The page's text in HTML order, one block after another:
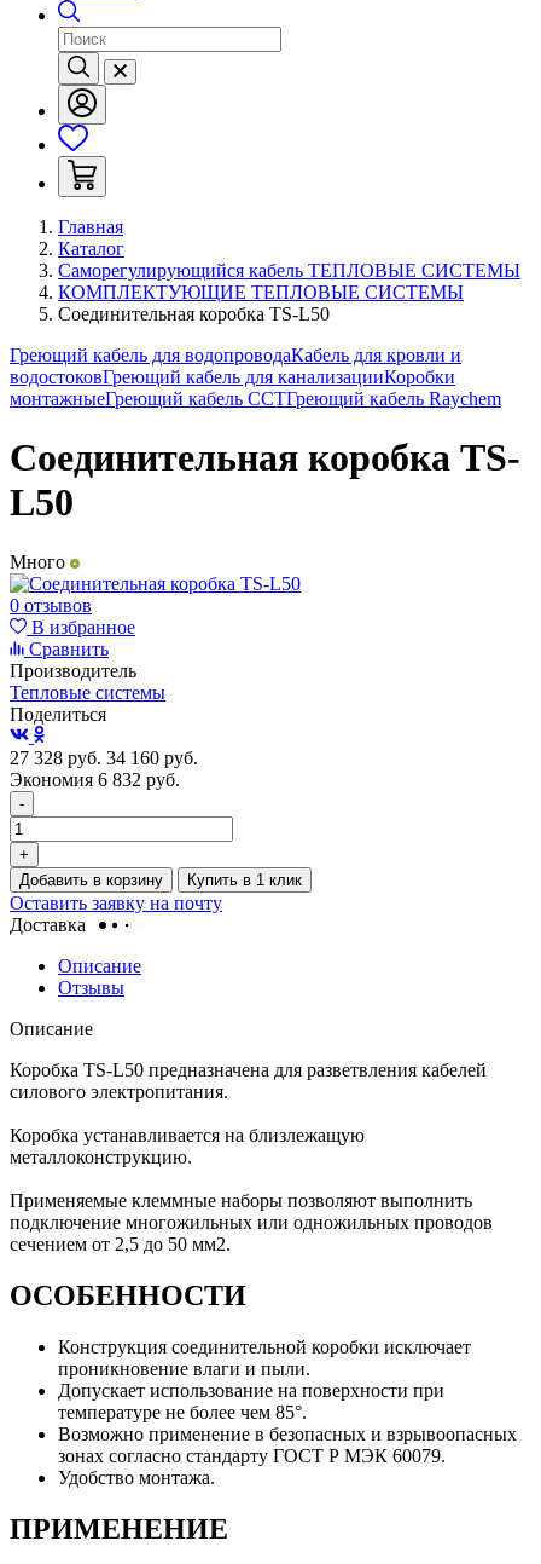
Главная
Каталог
Саморегулирующийся кабель ТЕПЛОВЫЕ СИСТЕМЫ
КОМПЛЕКТУЮЩИЕ ТЕПЛОВЫЕ СИСТЕМЫ
Соединительная коробка TS-L50
Греющий кабель для водопроводаКабель для кровли и
водостоковГреющий кабель для канализацииКоробки
монтажныеГреющий кабель ССТГреющий кабель Raychem
Соединительная коробка TS-
L50
Много
0 отзывов
В избранное
Сравнить
Производитель
Тепловые системы
Поделиться
27 328 руб. 34 160 руб.
Экономия 6 832 руб.
-
+
Добавить в корзину
Купить в 1 клик
Оставить заявку на почту
Доставка
Описание
Отзывы
Описание
Коробка TS-L50 предназначена для разветвления кабелей
силового электропитания.
Коробка устанавливается на близлежащую
металлоконструкцию.
Применяемые клеммные наборы позволяют выполнить
подключение многожильных или одножильных проводов
сечением от 2,5 до 50 мм2.
ОСОБЕННОСТИ
Конструкция соединительной коробки исключает
проникновение влаги и пыли.
Допускает использование на поверхности при
температуре не более чем 85°.
Возможно применение в безопасных и взрывоопасных
зонах согласно стандарту ГОСТ Р МЭК 60079.
Удобство монтажа.
ПРИМЕНЕНИЕ